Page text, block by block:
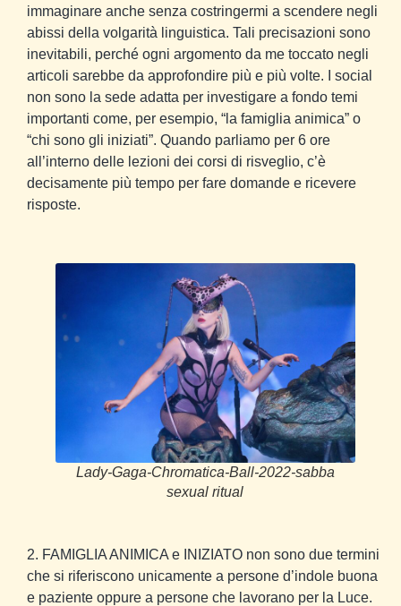
immaginare anche senza costringermi a scendere negli
abissi della volgarità linguistica. Tali precisazioni sono
inevitabili, perché ogni argomento da me toccato negli
articoli sarebbe da approfondire più e più volte. I social
non sono la sede adatta per investigare a fondo temi
importanti come, per esempio, “la famiglia animica” o
“chi sono gli iniziati”. Quando parliamo per 6 ore
all’interno delle lezioni dei corsi di risveglio, c’è
decisamente più tempo per fare domande e ricevere
risposte.
Lady-Gaga-Chromatica-Ball-2022-sabba
sexual ritual
2. FAMIGLIA ANIMICA e INIZIATO non sono due termini
che si riferiscono unicamente a persone d’indole buona
e paziente oppure a persone che lavorano per la Luce.